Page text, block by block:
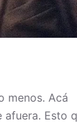
menos. Acá
afuera. Esto